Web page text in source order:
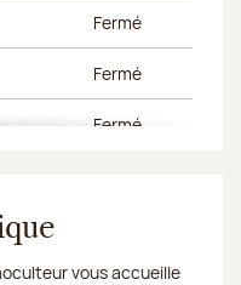
Fermé
Fermé
Fermé
Fermé
vous accueille